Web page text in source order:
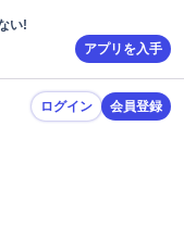
い!
アプリを入手
ログイン 会員登録